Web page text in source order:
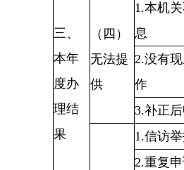
三、
本年
度办
理结
果
（四）
无法提
供
1.本机
息
2.没有
作
3.补正
1.信访
2.重复